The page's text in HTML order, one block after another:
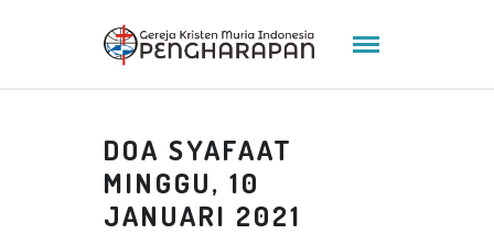
DOA SYAFAAT
MINGGU, 10
JANUARI 2021